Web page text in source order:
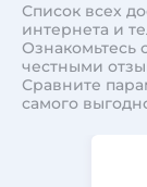
Список всех
интернета и
Ознакомьтесь
честными
Сравните
самого